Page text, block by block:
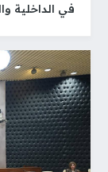
في الداخلية